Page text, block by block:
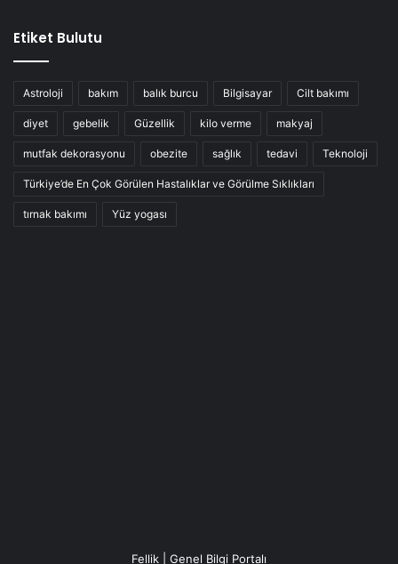
Etiket Bulutu
Astroloji bakım balık burcu Bilgisayar Cilt bakımı
diyet gebelik Güzellik kilo verme makyaj
mutfak dekorasyonu obezite sağlık tedavi Teknoloji
Türkiye’de En Çok Görülen Hastalıklar ve Görülme Sıklıkları
tırnak bakımı Yüz yogası
Fellik | Genel Bilgi Portalı